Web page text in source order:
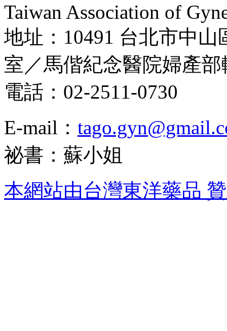
Taiwan Association of
地址：10491 台北市中山
室／馬偕紀念醫院婦產
電話：02-2511-0730
E-mail：
祕書：蘇小姐
本網站由台灣東洋藥品